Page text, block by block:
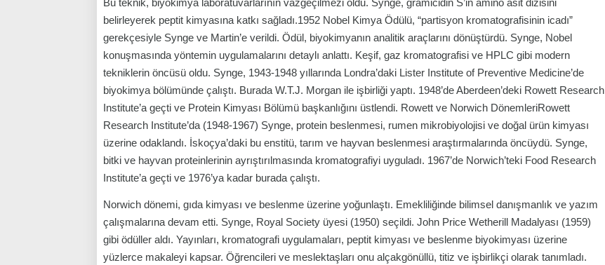
belirleyerek peptit kimyasına katkı sağladı.1952 Nobel Kimya Ödülü, “partisyon kromatografisinin icadı”
gerekçesiyle Synge ve Martin’e verildi. Ödül, biyokimyanın analitik araçlarını dönüştürdü. Synge, Nobel
konuşmasında yöntemin uygulamalarını detaylı anlattı. Keşif, gaz kromatografisi ve HPLC gibi modern
tekniklerin öncüsü oldu. Synge, 1943-1948 yıllarında Londra’daki Lister Institute of Preventive Medicine’de
biyokimya bölümünde çalıştı. Burada W.T.J. Morgan ile işbirliği yaptı. 1948’de Aberdeen’deki Rowett Research
Institute’a geçti ve Protein Kimyası Bölümü başkanlığını üstlendi. Rowett ve Norwich DönemleriRowett
Research Institute’da (1948-1967) Synge, protein beslenmesi, rumen mikrobiyolojisi ve doğal ürün kimyası
üzerine odaklandı. İskoçya’daki bu enstitü, tarım ve hayvan beslenmesi araştırmalarında öncüydü. Synge,
bitki ve hayvan proteinlerinin ayrıştırılmasında kromatografiyi uyguladı. 1967’de Norwich’teki Food Research
Institute’a geçti ve 1976’ya kadar burada çalıştı.
Norwich dönemi, gıda kimyası ve beslenme üzerine yoğunlaştı. Emekliliğinde bilimsel danışmanlık ve yazım
çalışmalarına devam etti. Synge, Royal Society üyesi (1950) seçildi. John Price Wetherill Madalyası (1959)
gibi ödüller aldı. Yayınları, kromatografi uygulamaları, peptit kimyası ve beslenme biyokimyası üzerine
yüzlerce makaleyi kapsar. Öğrencileri ve meslektaşları onu alçakgönüllü, titiz ve işbirlikçi olarak tanımladı.